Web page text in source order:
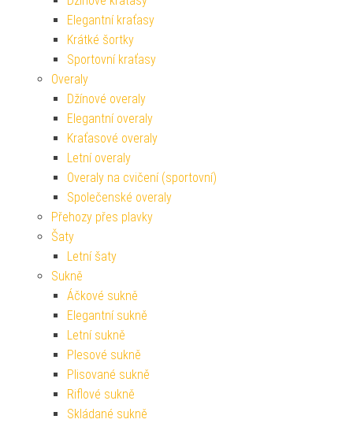
Elegantní kraťasy
Krátké šortky
Sportovní kraťasy
Overaly
Džínové overaly
Elegantní overaly
Kraťasové overaly
Letní overaly
Overaly na cvičení (sportovní)
Společenské overaly
Přehozy přes plavky
Šaty
Letní šaty
Sukně
Áčkové sukně
Elegantní sukně
Letní sukně
Plesové sukně
Plisované sukně
Riflové sukně
Skládané sukně